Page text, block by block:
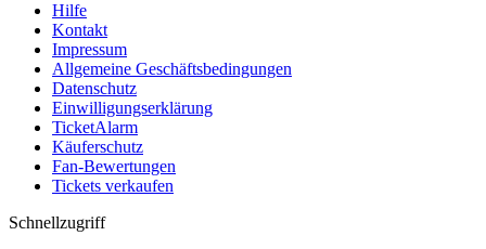
Hilfe
Kontakt
Impressum
Allgemeine Geschäftsbedingungen
Datenschutz
Einwilligungserklärung
TicketAlarm
Käuferschutz
Fan-Bewertungen
Tickets verkaufen
Schnellzugriff